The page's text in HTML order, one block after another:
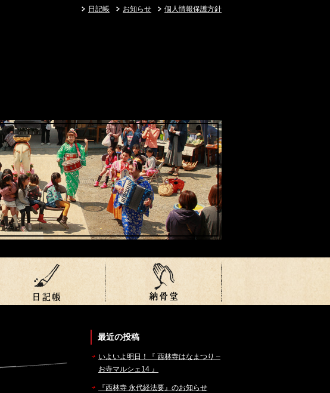
日記帳 お知らせ 個人情報保護方針
最近の投稿
いよいよ明日！『 西林寺はなまつり –
お寺マルシェ14 』
『西林寺 永代経法要』のお知らせ